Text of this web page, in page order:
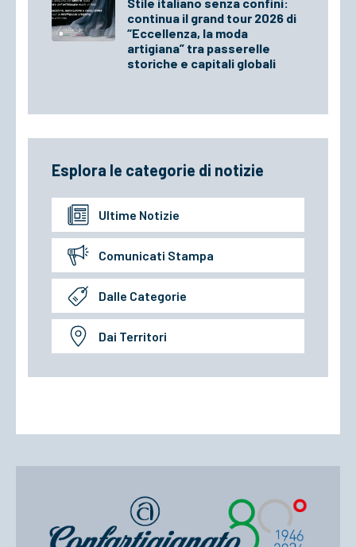
continua il grand tour 2026 di
“Eccellenza, la moda
artigiana” tra passerelle
storiche e capitali globali
Esplora le categorie di notizie
Ultime Notizie
Comunicati Stampa
Dalle Categorie
Dai Territori